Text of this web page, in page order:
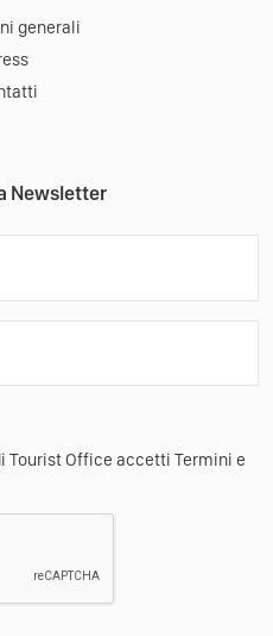
generali
Newsletter
Office accetti Termini e